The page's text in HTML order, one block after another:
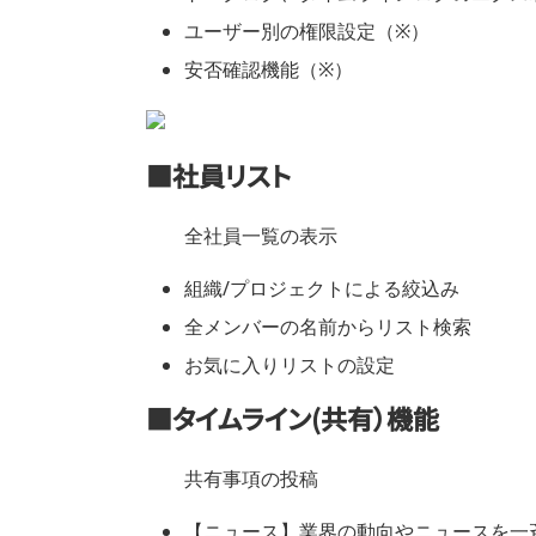
ユーザー別の権限設定（※）
安否確認機能（※）
■社員リスト
全社員一覧の表示
組織/プロジェクトによる絞込み
全メンバーの名前からリスト検索
お気に入りリストの設定
■タイムライン(共有）機能
共有事項の投稿